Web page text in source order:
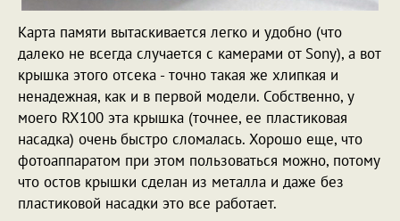
Карта памяти вытаскивается легко и удобно (что
далеко не всегда случается с камерами от Sony), а вот
крышка этого отсека - точно такая же хлипкая и
ненадежная, как и в первой модели. Собственно, у
моего RX100 эта крышка (точнее, ее пластиковая
насадка) очень быстро сломалась. Хорошо еще, что
фотоаппаратом при этом пользоваться можно, потому
что остов крышки сделан из металла и даже без
пластиковой насадки это все работает.